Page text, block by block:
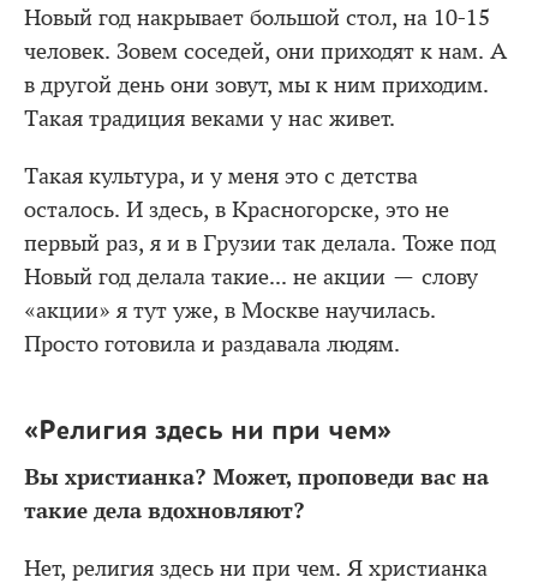
Новый год накрывает большой стол, на 10-15
человек. Зовем соседей, они приходят к нам. А
в другой день они зовут, мы к ним приходим.
Такая традиция веками у нас живет.
Такая культура, и у меня это с детства
осталось. И здесь, в Красногорске, это не
первый раз, я и в Грузии так делала. Тоже под
Новый год делала такие... не акции — слову
«акции» я тут уже, в Москве научилась.
Просто готовила и раздавала людям.
«Религия здесь ни при чем»
Вы христианка? Может, проповеди вас на
такие дела вдохновляют?
Нет, религия здесь ни при чем. Я христианка